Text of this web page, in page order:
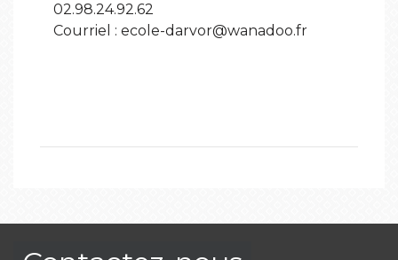
02.98.24.92.62
Courriel : ecole-darvor@wanadoo.fr